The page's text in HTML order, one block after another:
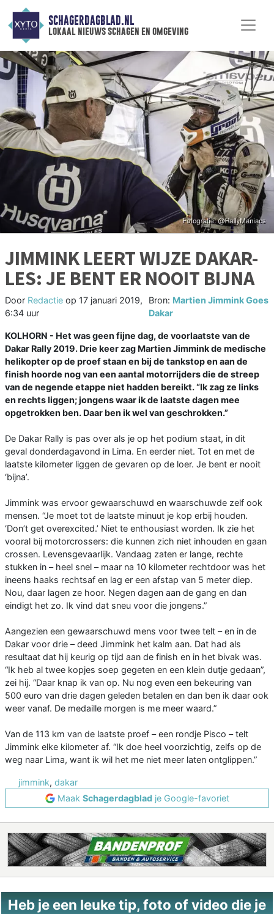
SCHAGERDAGBLAD.NL
lokaal nieuws schagen en omgeving
JIMMINK LEERT WIJZE DAKAR-
LES: JE BENT ER NOOIT BIJNA
Door Redactie op 17 januari 2019,
6:34 uur
Bron: Martien Jimmink Goes
Dakar
KOLHORN - Het was geen fijne dag, de voorlaatste van de
Dakar Rally 2019. Drie keer zag Martien Jimmink de medische
helikopter op de proef staan en bij de tankstop en aan de
finish hoorde nog van een aantal motorrijders die de streep
van de negende etappe niet hadden bereikt. “Ik zag ze links
en rechts liggen; jongens waar ik de laatste dagen mee
opgetrokken ben. Daar ben ik wel van geschrokken.”
De Dakar Rally is pas over als je op het podium staat, in dit
geval donderdagavond in Lima. En eerder niet. Tot en met de
laatste kilometer liggen de gevaren op de loer. Je bent er nooit
‘bijna’.
Jimmink was ervoor gewaarschuwd en waarschuwde zelf ook
mensen. “Je moet tot de laatste minuut je kop erbij houden.
‘Don’t get overexcited.’ Niet te enthousiast worden. Ik zie het
vooral bij motorcrossers: die kunnen zich niet inhouden en gaan
crossen. Levensgevaarlijk. Vandaag zaten er lange, rechte
stukken in – heel snel – maar na 10 kilometer rechtdoor was het
ineens haaks rechtsaf en lag er een afstap van 5 meter diep.
Nou, daar lagen ze hoor. Negen dagen aan de gang en dan
eindigt het zo. Ik vind dat sneu voor die jongens.”
Aangezien een gewaarschuwd mens voor twee telt – en in de
Dakar voor drie – deed Jimmink het kalm aan. Dat had als
resultaat dat hij keurig op tijd aan de finish en in het bivak was.
“Ik heb al twee kopjes soep gegeten en een klein dutje gedaan”,
zei hij. “Daar knap ik van op. Nu nog even een bekeuring van
500 euro van drie dagen geleden betalen en dan ben ik daar ook
weer vanaf. De medaille morgen is me meer waard.”
Van de 113 km van de laatste proef – een rondje Pisco – telt
Jimmink elke kilometer af. “Ik doe heel voorzichtig, zelfs op de
weg naar Lima, want ik wil het me niet meer laten ontglippen.”
jimmink, dakar
Maak Schagerdagbladje Google-favoriet
Heb je een leuke tip, foto of video die je